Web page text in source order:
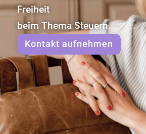
Freiheit
beim Thema Steuern.
Kontakt aufnehmen